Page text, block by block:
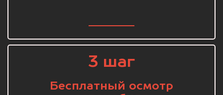
3 шаг
Бесплатный осмотр